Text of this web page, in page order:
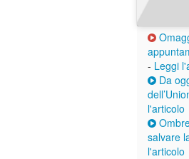
- Leggi
Da
l'articolo
salvare
l'articolo